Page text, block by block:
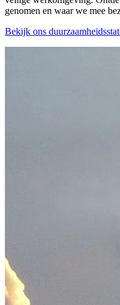
genomen en waar we mee
Bekijk ons